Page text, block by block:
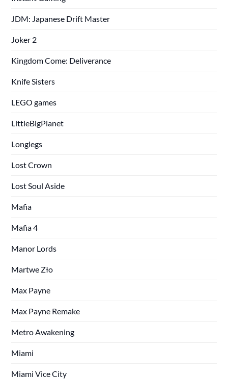
JDM: Japanese Drift Master
Joker 2
Kingdom Come: Deliverance
Knife Sisters
LEGO games
LittleBigPlanet
Longlegs
Lost Crown
Lost Soul Aside
Mafia
Mafia 4
Manor Lords
Martwe Zło
Max Payne
Max Payne Remake
Metro Awakening
Miami
Miami Vice City